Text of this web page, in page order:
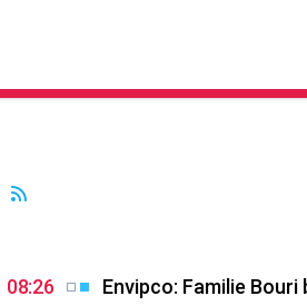
08:26 Envipco: Familie